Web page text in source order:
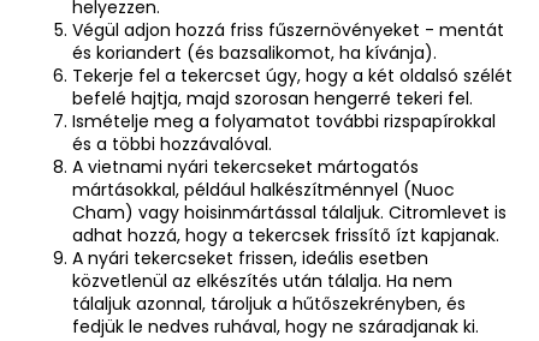
helyezzen.
Végül adjon hozzá friss fűszernövényeket - mentát
és koriandert (és bazsalikomot, ha kívánja).
Tekerje fel a tekercset úgy, hogy a két oldalsó szélét
befelé hajtja, majd szorosan hengerré tekeri fel.
Ismételje meg a folyamatot további rizspapírokkal
és a többi hozzávalóval.
A vietnami nyári tekercseket mártogatós
mártásokkal, például halkészítménnyel (Nuoc
Cham) vagy hoisinmártással tálaljuk. Citromlevet is
adhat hozzá, hogy a tekercsek frissítő ízt kapjanak.
A nyári tekercseket frissen, ideális esetben
közvetlenül az elkészítés után tálalja. Ha nem
tálaljuk azonnal, tároljuk a hűtőszekrényben, és
fedjük le nedves ruhával, hogy ne száradjanak ki.